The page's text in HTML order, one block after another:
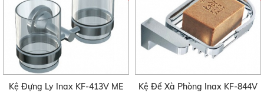
Kệ Đựng Ly Inax KF-413V ME
Kệ Để Xà Phòng Inax KF-844V